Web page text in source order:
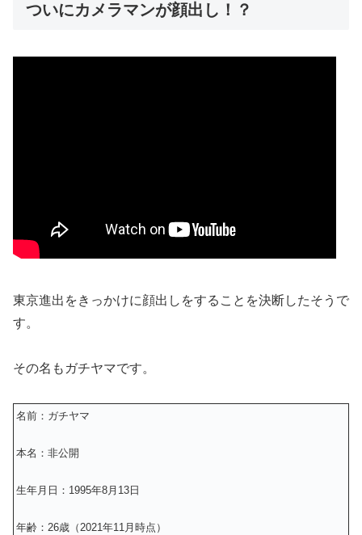
ついにカメラマンが顔出し！？
東京進出をきっかけに顔出しをすることを決断したそうで
す。
その名もガチヤマです。
名前：ガチヤマ
本名：非公開
生年月日：1995年8月13日
年齢：26歳（2021年11月時点）